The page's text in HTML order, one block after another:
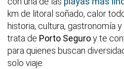
km de litoral soñado, calor
historia, cultura, gastronomía
trata de Porto Seguroy te
para quienes buscan
solo viaje.